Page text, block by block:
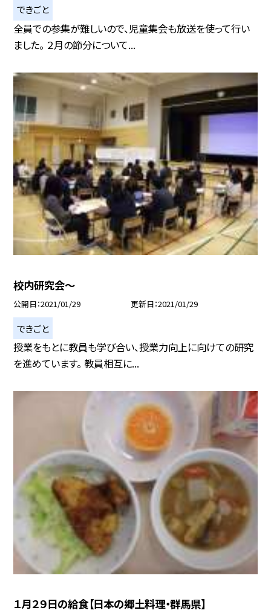
できごと
全員での参集が難しいので、児童集会も放送を使って行い
ました。 ２月の節分について...
校内研究会〜
公開日 2021/01/29 更新日 2021/01/29
できごと
授業をもとに教員も学び合い、授業力向上に向けての研究
を進めています。 教員相互に...
１月２９日の給食【日本の郷土料理・群馬県】